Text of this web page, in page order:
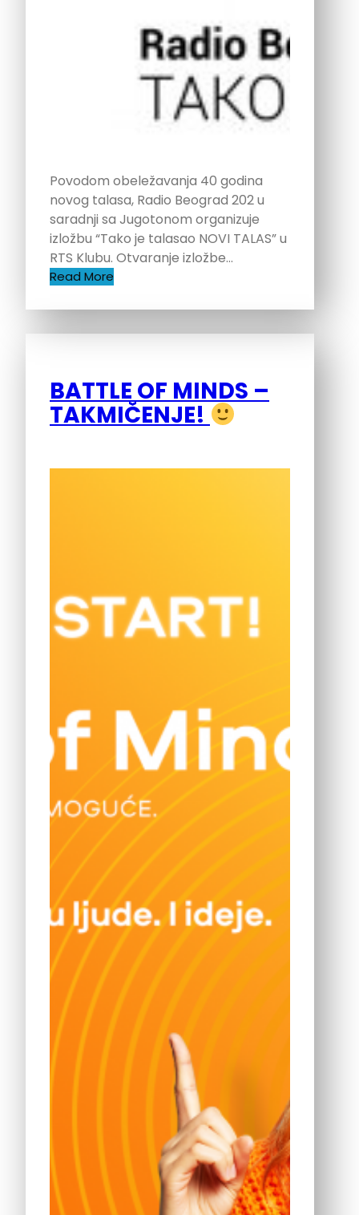
Povodom obeležavanja 40 godina
novog talasa, Radio Beograd 202 u
saradnji sa Jugotonom organizuje
izložbu “Tako je talasao NOVI TALAS” u
RTS Klubu. Otvaranje izložbe…
Read More
BATTLE OF MINDS –
TAKMIČENJE!